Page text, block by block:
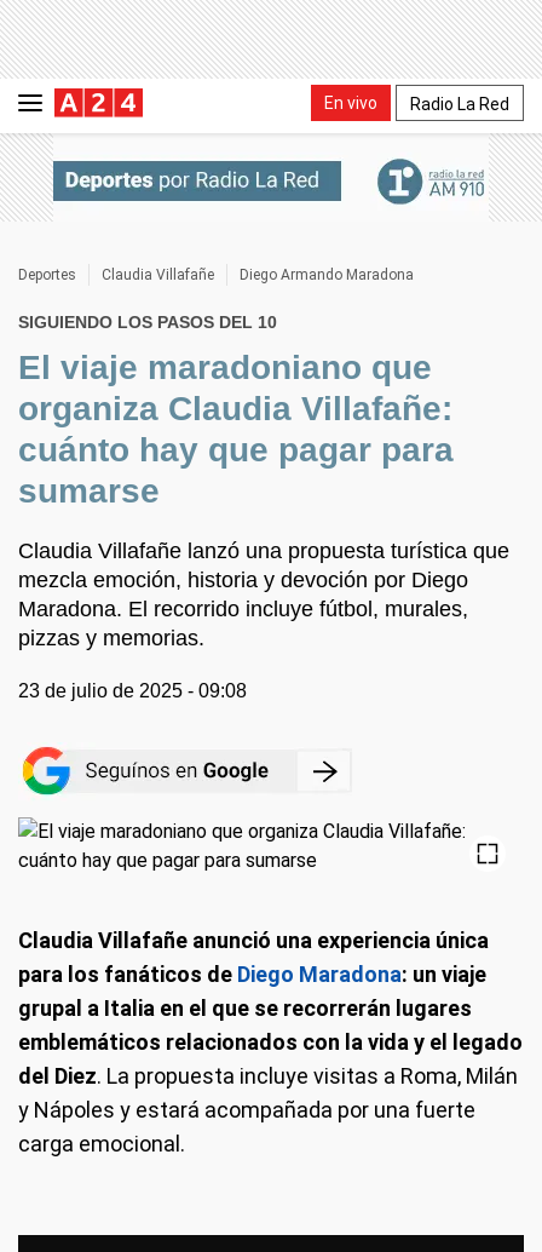
En vivo Radio La Red
Deportes Claudia Villafañe Diego Armando Maradona
SIGUIENDO LOS PASOS DEL 10
El viaje maradoniano que
organiza Claudia Villafañe:
cuánto hay que pagar para
sumarse
Claudia Villafañe lanzó una propuesta turística que
mezcla emoción, historia y devoción por Diego
Maradona. El recorrido incluye fútbol, murales,
pizzas y memorias.
23 de julio de 2025 - 09:08
Claudia Villafañe anunció una experiencia única
para los fanáticos de Diego Maradona: un viaje
grupal a Italia en el que se recorrerán lugares
emblemáticos relacionados con la vida y el legado
del Diez. La propuesta incluye visitas a Roma, Milán
y Nápoles y estará acompañada por una fuerte
carga emocional.